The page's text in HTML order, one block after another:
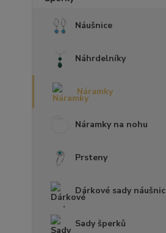
Náušnice
Náhrdelníky
Náramky
Náramky na nohu
Prsteny
Dárkové sady náušnic
Sady šperků